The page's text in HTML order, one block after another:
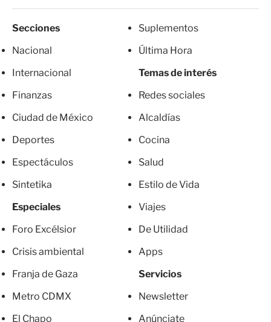
Secciones
Nacional
Internacional
Finanzas
Ciudad de México
Deportes
Espectáculos
Sintetika
Especiales
Foro Excélsior
Crisis ambiental
Franja de Gaza
Metro CDMX
El Chapo
Suplementos
Última Hora
Temas de interés
Redes sociales
Alcaldías
Cocina
Salud
Estilo de Vida
Viajes
De Utilidad
Apps
Servicios
Newsletter
Anúnciate